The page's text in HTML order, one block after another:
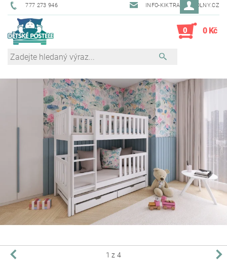
777 273 946 INFO-KIKTRADE@VOLNY.CZ
0 0 Kč
1 z 4